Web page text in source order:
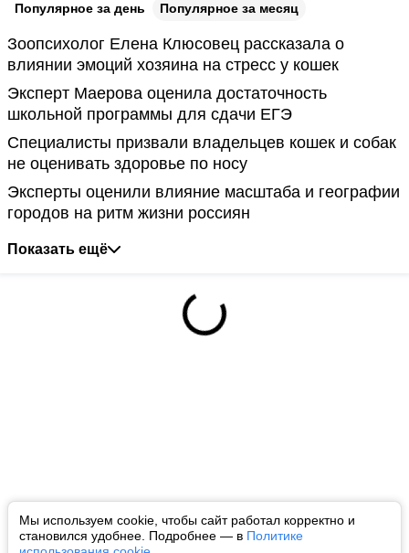
Мы используем cookie, чтобы сайт работал корректно и
становился удобнее. Подробнее — в Политике
Популярное за день Популярное за месяц
Зоопсихолог Елена Клюсовец рассказала о
влиянии эмоций хозяина на стресс у кошек
Эксперт Маерова оценила достаточность
школьной программы для сдачи ЕГЭ
Специалисты призвали владельцев кошек и собак
не оценивать здоровье по носу
Эксперты оценили влияние масштаба и географии
городов на ритм жизни россиян
Показать ещё